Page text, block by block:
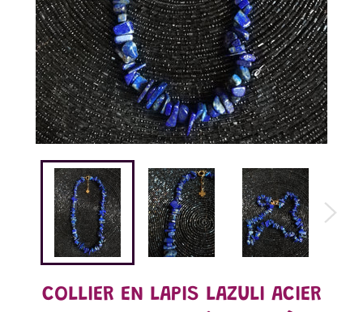
COLLIER EN LAPIS LAZULI ACIER